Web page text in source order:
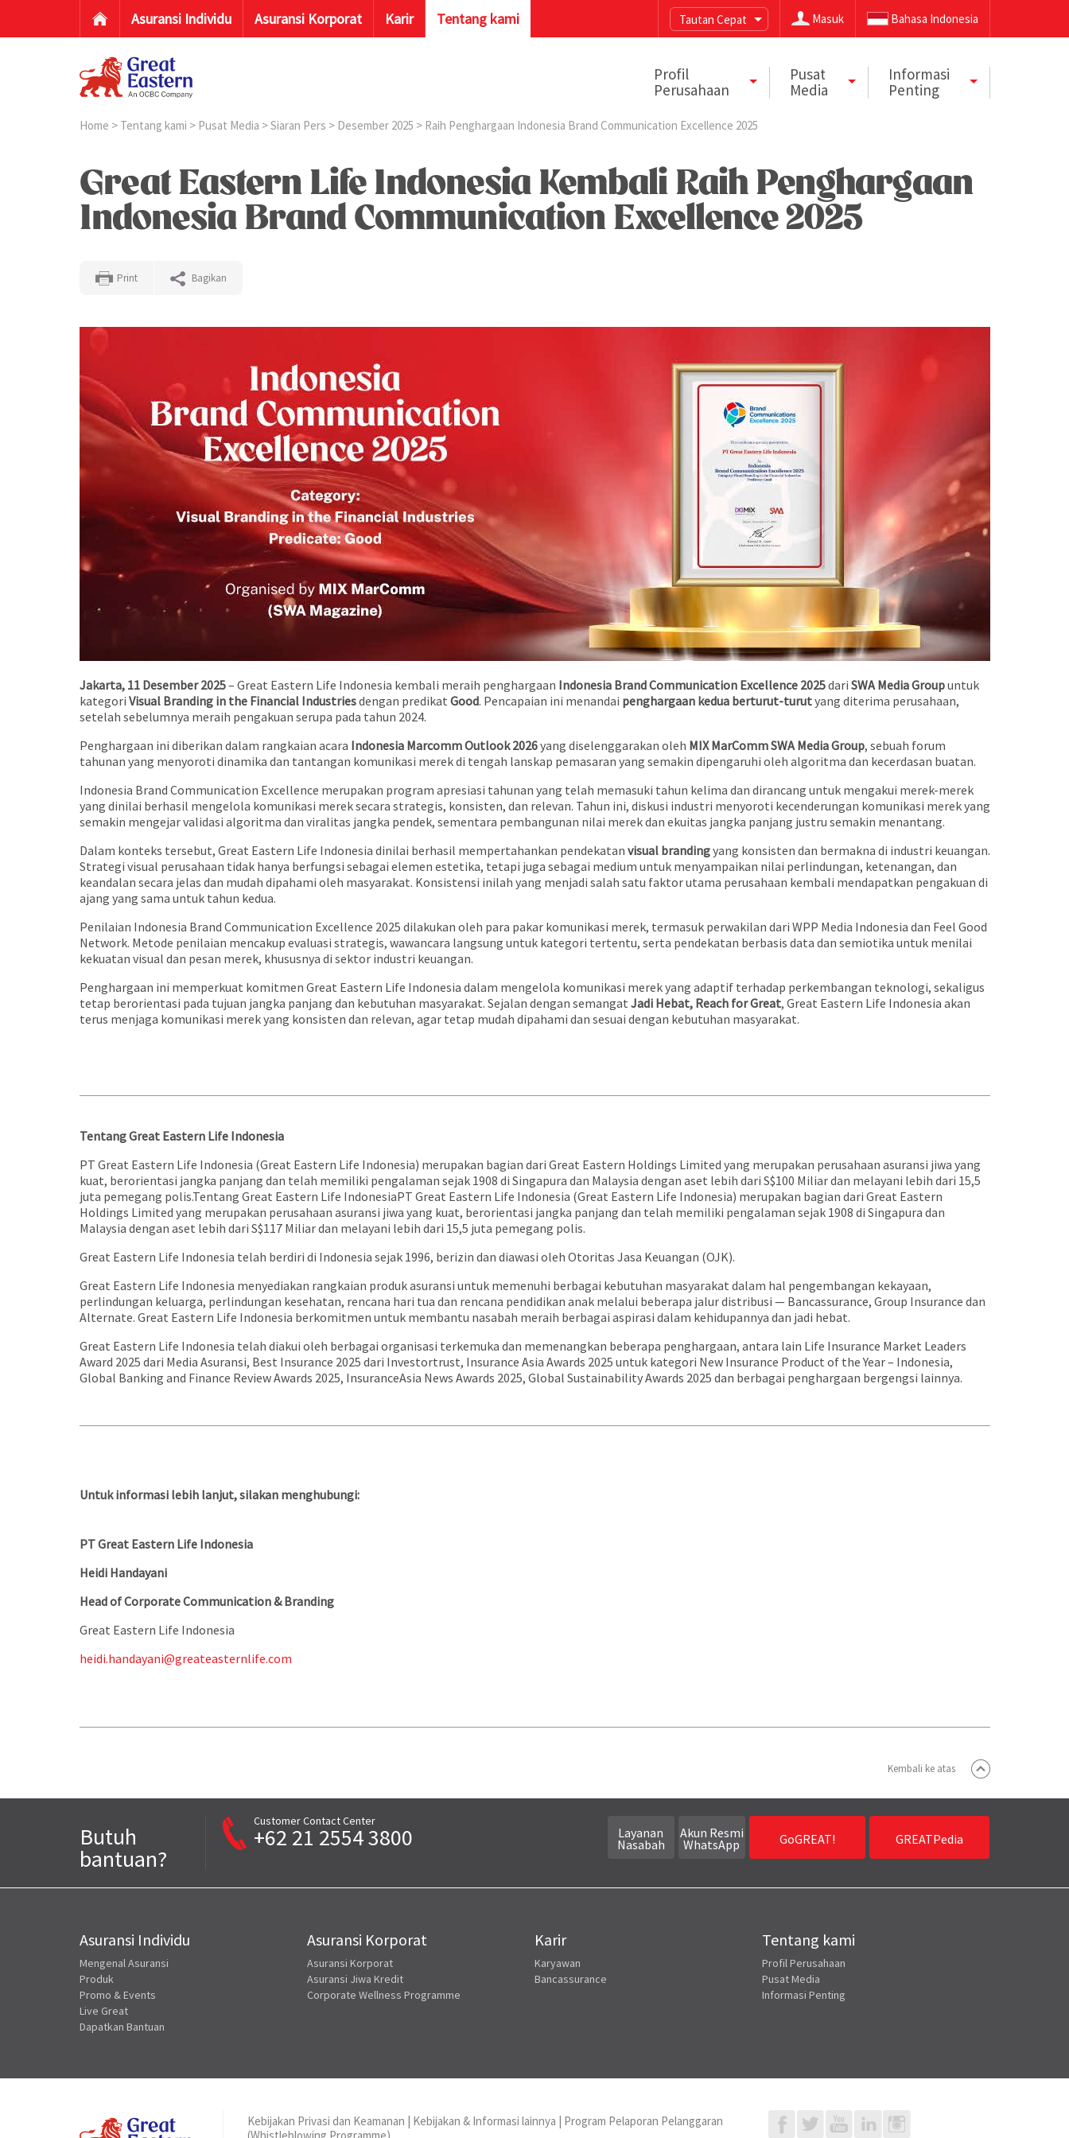
Asuransi Individu Asuransi Korporat Karir Tentang kami Tautan Cepat Masuk Bahasa Indonesia
Profil
Perusahaan
Pusat
Media
Informasi
Penting
Home > Tentang kami > Pusat Media >Siaran Pers > Desember 2025 > Raih Penghargaan Indonesia Brand Communication Excellence 2025
Great Eastern Life Indonesia Kembali Raih Penghargaan
Indonesia Brand Communication Excellence 2025
Print Bagikan
Jakarta, 11 Desember 2025– Great Eastern Life Indonesia kembali meraih penghargaan Indonesia Brand Communication Excellence 2025dari SWA Media Groupuntuk
kategori Visual Branding in the Financial Industriesdengan predikat Good. Pencapaian ini menandai penghargaan kedua berturut-turutyang diterima perusahaan,
setelah sebelumnya meraih pengakuan serupa pada tahun 2024.
Penghargaan ini diberikan dalam rangkaian acara Indonesia Marcomm Outlook 2026yang diselenggarakan oleh MIX MarComm SWA Media Group, sebuah forum
tahunan yang menyoroti dinamika dan tantangan komunikasi merek di tengah lanskap pemasaran yang semakin dipengaruhi oleh algoritma dan kecerdasan buatan.
Indonesia Brand Communication Excellence merupakan program apresiasi tahunan yang telah memasuki tahun kelima dan dirancang untuk mengakui merek-merek
yang dinilai berhasil mengelola komunikasi merek secara strategis, konsisten, dan relevan. Tahun ini, diskusi industri menyoroti kecenderungan komunikasi merek yang
semakin mengejar validasi algoritma dan viralitas jangka pendek, sementara pembangunan nilai merek dan ekuitas jangka panjang justru semakin menantang.
Dalam konteks tersebut, Great Eastern Life Indonesia dinilai berhasil mempertahankan pendekatan visual brandingyang konsisten dan bermakna di industri keuangan.
Strategi visual perusahaan tidak hanya berfungsi sebagai elemen estetika, tetapi juga sebagai medium untuk menyampaikan nilai perlindungan, ketenangan, dan
keandalan secara jelas dan mudah dipahami oleh masyarakat. Konsistensi inilah yang menjadi salah satu faktor utama perusahaan kembali mendapatkan pengakuan di
ajang yang sama untuk tahun kedua.
Penilaian Indonesia Brand Communication Excellence 2025 dilakukan oleh para pakar komunikasi merek, termasuk perwakilan dari WPP Media Indonesia dan Feel Good
Network. Metode penilaian mencakup evaluasi strategis, wawancara langsung untuk kategori tertentu, serta pendekatan berbasis data dan semiotika untuk menilai
kekuatan visual dan pesan merek, khususnya di sektor industri keuangan.
Penghargaan ini memperkuat komitmen Great Eastern Life Indonesia dalam mengelola komunikasi merek yang adaptif terhadap perkembangan teknologi, sekaligus
tetap berorientasi pada tujuan jangka panjang dan kebutuhan masyarakat. Sejalan dengan semangat Jadi Hebat, Reach for Great, Great Eastern Life Indonesia akan
terus menjaga komunikasi merek yang konsisten dan relevan, agar tetap mudah dipahami dan sesuai dengan kebutuhan masyarakat.
Tentang Great Eastern Life Indonesia
PT Great Eastern Life Indonesia (Great Eastern Life Indonesia) merupakan bagian dari Great Eastern Holdings Limited yang merupakan perusahaan asuransi jiwa yang
kuat, berorientasi jangka panjang dan telah memiliki pengalaman sejak 1908 di Singapura dan Malaysia dengan aset lebih dari S$100 Miliar dan melayani lebih dari 15,5
juta pemegang polis.Tentang Great Eastern Life IndonesiaPT Great Eastern Life Indonesia (Great Eastern Life Indonesia) merupakan bagian dari Great Eastern
Holdings Limited yang merupakan perusahaan asuransi jiwa yang kuat, berorientasi jangka panjang dan telah memiliki pengalaman sejak 1908 di Singapura dan
Malaysia dengan aset lebih dari S$117 Miliar dan melayani lebih dari 15,5 juta pemegang polis.
Great Eastern Life Indonesia telah berdiri di Indonesia sejak 1996, berizin dan diawasi oleh Otoritas Jasa Keuangan (OJK).
Great Eastern Life Indonesia menyediakan rangkaian produk asuransi untuk memenuhi berbagai kebutuhan masyarakat dalam hal pengembangan kekayaan,
perlindungan keluarga, perlindungan kesehatan, rencana hari tua dan rencana pendidikan anak melalui beberapa jalur distribusi — Bancassurance, Group Insurance dan
Alternate. Great Eastern Life Indonesia berkomitmen untuk membantu nasabah meraih berbagai aspirasi dalam kehidupannya dan jadi hebat.
Great Eastern Life Indonesia telah diakui oleh berbagai organisasi terkemuka dan memenangkan beberapa penghargaan, antara lain Life Insurance Market Leaders
Award 2025 dari Media Asuransi, Best Insurance 2025 dari Investortrust, Insurance Asia Awards 2025 untuk kategori New Insurance Product of the Year – Indonesia,
Global Banking and Finance Review Awards 2025, InsuranceAsia News Awards 2025, Global Sustainability Awards 2025 dan berbagai penghargaan bergengsi lainnya.
Untuk informasi lebih lanjut, silakan menghubungi:
PT Great Eastern Life Indonesia
Heidi Handayani
Head of Corporate Communication & Branding
Great Eastern Life Indonesia
heidi.handayani@greateasternlife.com
Kembali ke atas
Butuh
bantuan?
Customer Contact Center
+62 21 2554 3800 Layanan
Nasabah
Akun Resmi
WhatsApp GoGREAT! GREATPedia
Asuransi Individu
Mengenal Asuransi
Produk
Promo & Events
Live Great
Dapatkan Bantuan
Asuransi Korporat
Asuransi Korporat
Asuransi Jiwa Kredit
Corporate Wellness Programme
Karir
Karyawan
Bancassurance
Tentang kami
Profil Perusahaan
Pusat Media
Informasi Penting
Kebijakan Privasi dan Keamanan | Kebijakan & Informasi lainnya | Program Pelaporan Pelanggaran